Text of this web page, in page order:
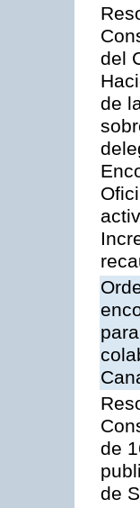
del
de
de
de